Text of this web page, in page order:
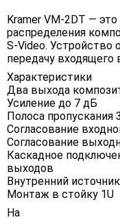
Kramer VM-2DT —
распределения
S-Video. Устройство
передачу входящего
Характеристики
Два выхода
Усиление до 7 дБ
Полоса пропускания
Согласование
Согласование
Каскадное
выходов
Внутренний
Монтаж в стойку 1U
На